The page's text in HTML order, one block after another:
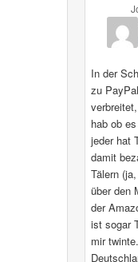
In der
zu
hab ob
jeder hat
damit
Tälern
über den
der
ist sogar
mir